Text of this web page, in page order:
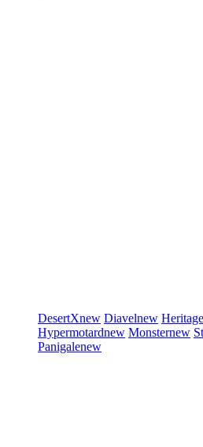
DesertXnew Diavelnew Heritage
Hypermotardnew Monsternew
Panigalenew